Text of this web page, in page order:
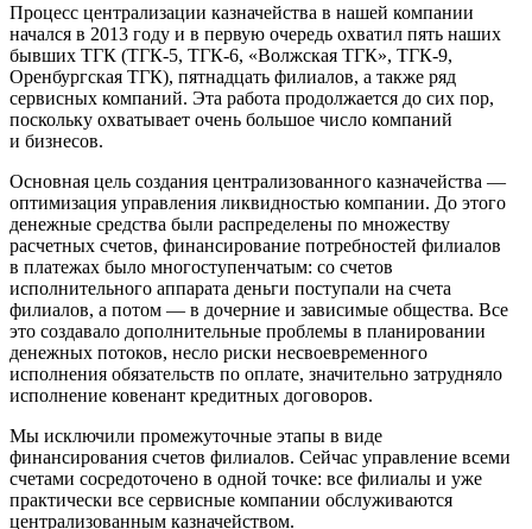
Процесс централизации казначейства в нашей компании
начался в 2013 году и в первую очередь охватил пять наших
бывших ТГК (ТГК-5, ТГК-6, «Волжская ТГК», ТГК-9,
Оренбургская ТГК), пятнадцать филиалов, а также ряд
сервисных компаний. Эта работа продолжается до сих пор,
поскольку охватывает очень большое число компаний
и бизнесов.
Основная цель создания централизованного казначейства —
оптимизация управления ликвидностью компании. До этого
денежные средства были распределены по множеству
расчетных счетов, финансирование потребностей филиалов
в платежах было многоступенчатым: со счетов
исполнительного аппарата деньги поступали на счета
филиалов, а потом — в дочерние и зависимые общества. Все
это создавало дополнительные проблемы в планировании
денежных потоков, несло риски несвоевременного
исполнения обязательств по оплате, значительно затрудняло
исполнение ковенант кредитных договоров.
Мы исключили промежуточные этапы в виде
финансирования счетов филиалов. Сейчас управление всеми
счетами сосредоточено в одной точке: все филиалы и уже
практически все сервисные компании обслуживаются
централизованным казначейством.